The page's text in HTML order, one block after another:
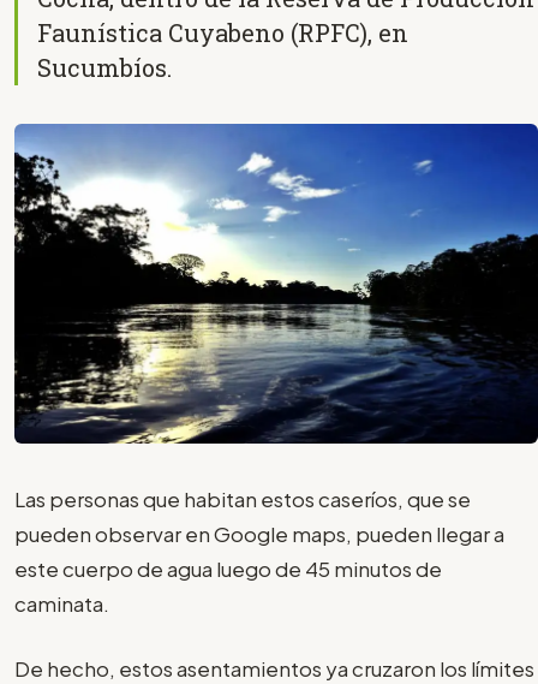
Faunística Cuyabeno (RPFC), en
Sucumbíos.
Las personas que habitan estos caseríos, que se
pueden observar en Google maps, pueden llegar a
este cuerpo de agua luego de 45 minutos de
caminata.
De hecho, estos asentamientos ya cruzaron los límites